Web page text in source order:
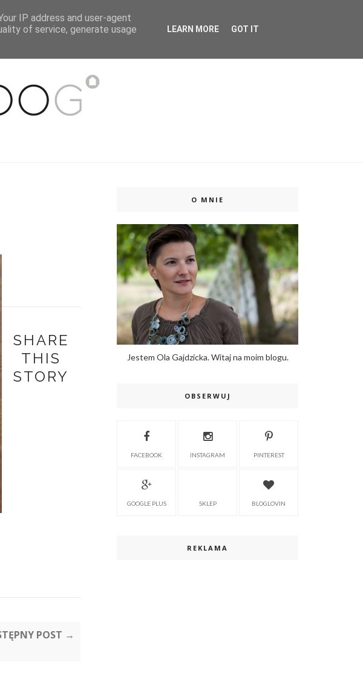
PUBLIKACJE ISSUU
SHARE
THIS
STORY
POST →
O MNIE
Jestem Ola Gajdzicka. Witaj na moim blogu.
OBSERWUJ
FACEBOOK INSTAGRAM PINTEREST
GOOGLE PLUS SKLEP BLOGLOVIN
REKLAMA
IP address and user-agent
of service, generate usage
LEARN MORE GOT IT